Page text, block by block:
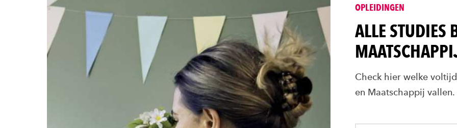
OPLEIDINGEN
ALLE STUDIES
Check hier welke
en Maatschappij vallen.